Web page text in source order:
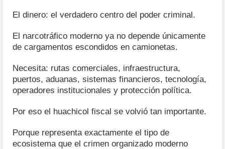
El dinero: el verdadero centro del poder criminal.
El narcotráfico moderno ya no depende únicamente
de cargamentos escondidos en camionetas.
Necesita: rutas comerciales, infraestructura,
puertos, aduanas, sistemas financieros, tecnología,
operadores institucionales y protección política.
Por eso el huachicol fiscal se volvió tan importante.
Porque representa exactamente el tipo de
ecosistema que el crimen organizado moderno